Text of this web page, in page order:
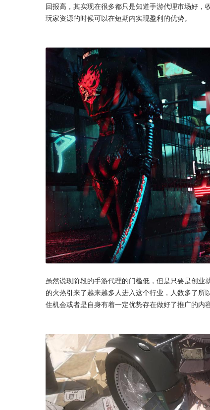
回报高，其实现在很多都只是知道手游代理市场好
玩家资源的时候可以在短期内实现盈利的优势。
虽然说现阶段的手游代理的门槛低，但是只要是创
的火热引来了越来越多人进入这个行业，人数多了
住机会或者是自身有着一定优势存在做好了推广的内容